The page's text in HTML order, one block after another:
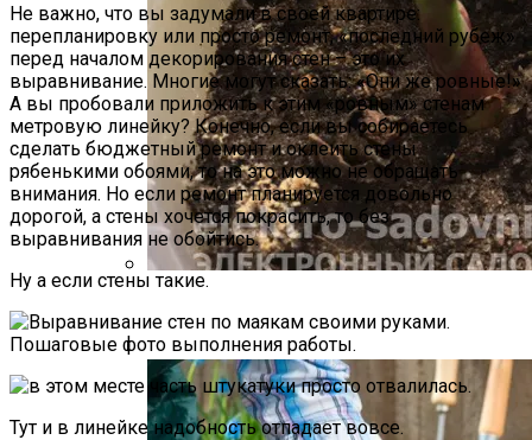
Фото Инструкция
Не важно, что вы задумали в своей квартире:
перепланировку или просто ремонт, «последний рубеж»
перед началом декорирования стен – это их
выравнивание. Многие могут сказать: «Они же ровные!»
А вы пробовали приложить к этим «ровным» стенам
метровую линейку? Конечно, если вы собираетесь
сделать бюджетный ремонт и оклеить стены
рябенькими обоями, то на это можно не обращать
внимания. Но если ремонт планируется довольно
дорогой, а стены хочется покрасить, то без
выравнивания не обойтись.
Ну а если стены такие.
Тут и в линейке надобность отпадает вовсе.